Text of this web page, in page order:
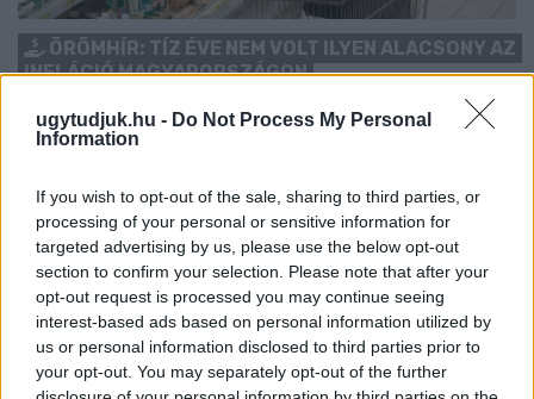
ugytudjuk.hu - Do Not Process My Personal
Information
If you wish to opt-out of the sale, sharing to third parties, or
processing of your personal or sensitive information for
targeted advertising by us, please use the below opt-out
section to confirm your selection. Please note that after your
opt-out request is processed you may continue seeing
interest-based ads based on personal information utilized by
us or personal information disclosed to third parties prior to
your opt-out. You may separately opt-out of the further
ÖRÖMHÍR: TÍZ ÉVE NEM VOLT ILYEN ALACSONY AZ
INFLÁCIÓ MAGYARORSZÁGON
Júliusban mindössze 1,2 százalékkal emelkedtek éves
összevetésben a fogyasztói árak, miközben az élelmiszerek ára
Szólj hozzá!